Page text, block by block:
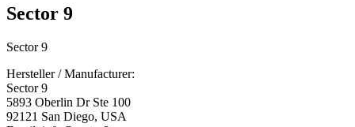
Sector 9
Sector 9
Hersteller / Manufacturer:
Sector 9
5893 Oberlin Dr Ste 100
92121 San Diego, USA